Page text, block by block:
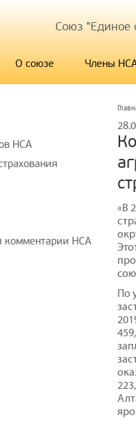
Союз "Единое
О союзе Члены
«В
По
НСА
комментарии НСА